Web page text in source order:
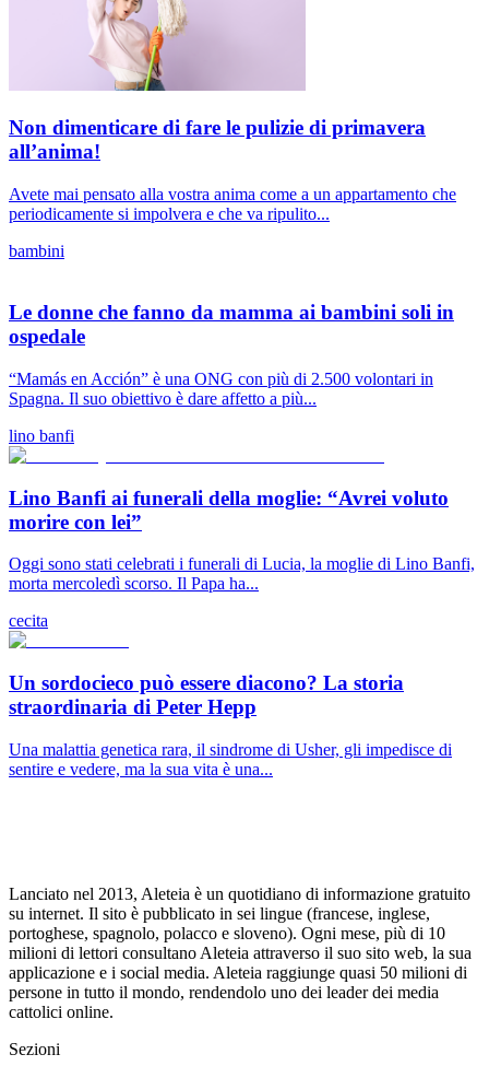
Non dimenticare di fare le pulizie di primavera
all’anima!
Avete mai pensato alla vostra anima come a un appartamento che
periodicamente si impolvera e che va ripulito...
bambini
Le donne che fanno da mamma ai bambini soli in
ospedale
“Mamás en Acción” è una ONG con più di 2.500 volontari in
Spagna. Il suo obiettivo è dare affetto a più...
lino banfi
Lino Banfi ai funerali della moglie: “Avrei voluto
morire con lei”
Oggi sono stati celebrati i funerali di Lucia, la moglie di Lino Banfi,
morta mercoledì scorso. Il Papa ha...
cecita
Un sordocieco può essere diacono? La storia
straordinaria di Peter Hepp
Una malattia genetica rara, il sindrome di Usher, gli impedisce di
sentire e vedere, ma la sua vita è una...
Lanciato nel 2013, Aleteia è un quotidiano di informazione gratuito
su internet. Il sito è pubblicato in sei lingue (francese, inglese,
portoghese, spagnolo, polacco e sloveno). Ogni mese, più di 10
milioni di lettori consultano Aleteia attraverso il suo sito web, la sua
applicazione e i social media. Aleteia raggiunge quasi 50 milioni di
persone in tutto il mondo, rendendolo uno dei leader dei media
cattolici online.
Sezioni